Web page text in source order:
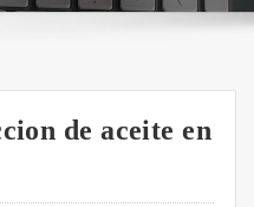
de aceite en